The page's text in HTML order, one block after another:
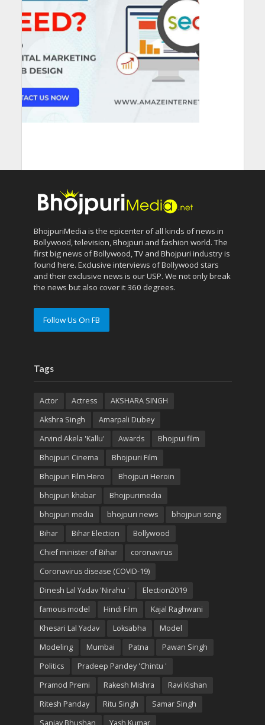
BhojpuriMedia is the epicenter of all kinds of news in
Bollywood, television, Bhojpuri and fashion world. The
first big news of Bollywood, TV and Bhojpuri industry is
found here. Exclusive interviews of Bollywood stars
and their exclusive news is our USP. We not only break
the news but also cover it 360 degrees.
Follow Us On FB
Tags
Actor Actress
AKSHARA SINGH
Akshra Singh
Amarpali Dubey
Arvind Akela 'Kallu'
Awards
Bhojpui film
Bhojpuri Cinema
Bhojpuri Film
Bhojpuri Film Hero
Bhojpuri Heroin
bhojpuri khabar
Bhojpurimedia
bhojpuri media
bhojpuri news
bhojpuri song
Bihar
Bihar Election
Bollywood
Chief minister of Bihar
coronavirus
Coronavirus disease (COVID-19)
Dinesh Lal Yadav 'Nirahu '
Election2019
famous model
Hindi Film
Kajal Raghwani
Khesari Lal Yadav
Loksabha
Model
Modeling
Mumbai Patna
Pawan Singh
Politics
Pradeep Pandey 'Chintu '
Pramod Premi
Rakesh Mishra
Ravi Kishan
Ritesh Panday
Ritu Singh
Samar Singh
Sanjay Bhushan
Yash Kumar